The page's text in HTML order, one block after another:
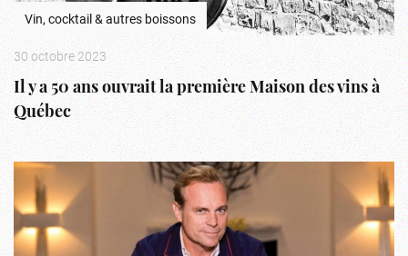
Vin, cocktail & autres boissons
30 octobre 2023
Il y a 50 ans ouvrait la première Maison des vins à
Québec